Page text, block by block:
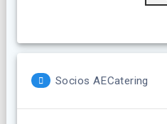
Socios AECatering